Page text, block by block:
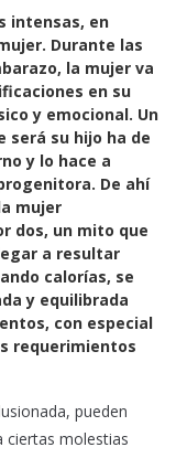
intensas, en
Durante las
la mujer va
en su
y emocional. Un
será su hijo ha de
y lo hace a
De ahí
mujer
dos, un mito que
a resultar
calorías, se
y equilibrada
con especial
requerimientos
pueden
ciertas molestias